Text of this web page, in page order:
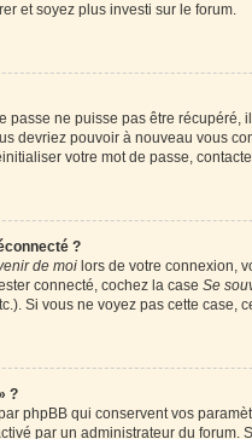
et soyez plus investi sur le forum.
passe ne puisse pas être
devriez pouvoir à nouveau vous
votre mot de passe,
?
de moi lors de votre connexion,
connecté, cochez la case Se
Si vous ne voyez pas cette case,
?
phpBB qui conservent vos
par un administrateur du